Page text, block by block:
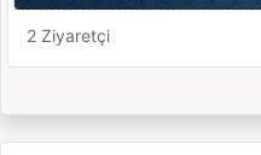
2 Ziyaretçi